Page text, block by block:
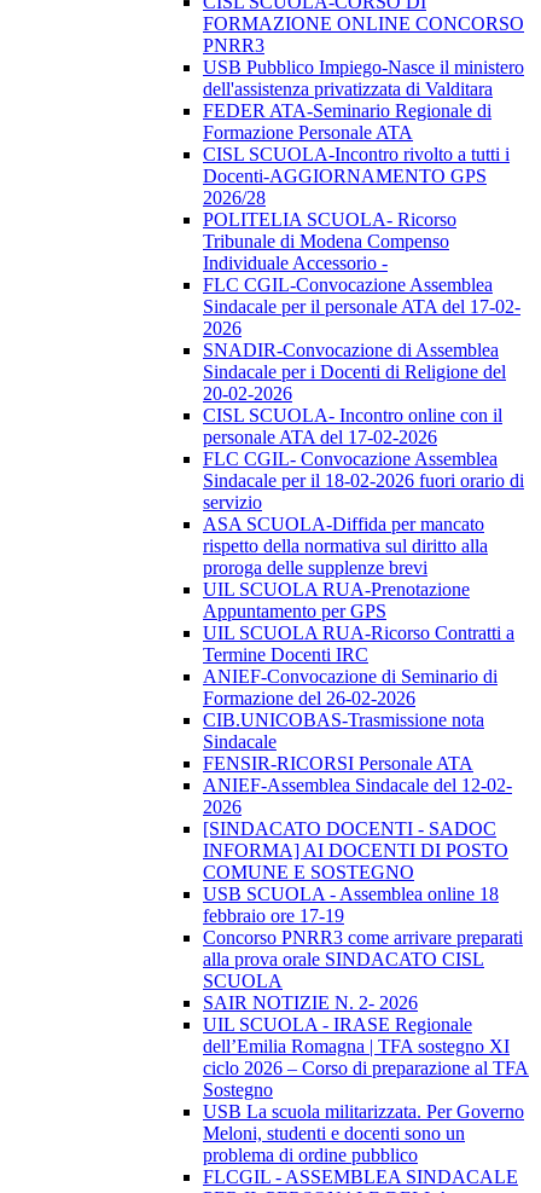
FORMAZIONE ONLINE CONCORSO
PNRR3
USB Pubblico Impiego-Nasce il ministero
dell'assistenza privatizzata di Valditara
FEDER ATA-Seminario Regionale di
Formazione Personale ATA
CISL SCUOLA-Incontro rivolto a tutti i
Docenti-AGGIORNAMENTO GPS
2026/28
POLITELIA SCUOLA- Ricorso
Tribunale di Modena Compenso
Individuale Accessorio -
FLC CGIL-Convocazione Assemblea
Sindacale per il personale ATA del 17-02-
2026
SNADIR-Convocazione di Assemblea
Sindacale per i Docenti di Religione del
20-02-2026
CISL SCUOLA- Incontro online con il
personale ATA del 17-02-2026
FLC CGIL- Convocazione Assemblea
Sindacale per il 18-02-2026 fuori orario di
servizio
ASA SCUOLA-Diffida per mancato
rispetto della normativa sul diritto alla
proroga delle supplenze brevi
UIL SCUOLA RUA-Prenotazione
Appuntamento per GPS
UIL SCUOLA RUA-Ricorso Contratti a
Termine Docenti IRC
ANIEF-Convocazione di Seminario di
Formazione del 26-02-2026
CIB.UNICOBAS-Trasmissione nota
Sindacale
FENSIR-RICORSI Personale ATA
ANIEF-Assemblea Sindacale del 12-02-
2026
[SINDACATO DOCENTI - SADOC
INFORMA] AI DOCENTI DI POSTO
COMUNE E SOSTEGNO
USB SCUOLA - Assemblea online 18
febbraio ore 17-19
Concorso PNRR3 come arrivare preparati
alla prova orale SINDACATO CISL
SCUOLA
SAIR NOTIZIE N. 2- 2026
UIL SCUOLA - IRASE Regionale
dell’Emilia Romagna | TFA sostegno XI
ciclo 2026 – Corso di preparazione al TFA
Sostegno
USB La scuola militarizzata. Per Governo
Meloni, studenti e docenti sono un
problema di ordine pubblico
FLCGIL - ASSEMBLEA SINDACALE